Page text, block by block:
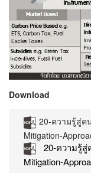
Download
20-ความรู้สู่ค
Mitigation-
20-ความรู้สู่
Mitigation-